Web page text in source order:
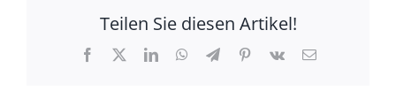
Teilen Sie diesen Artikel!
Facebook
X LinkedInWhatsApp
TelegramPinterest
Vk
E-